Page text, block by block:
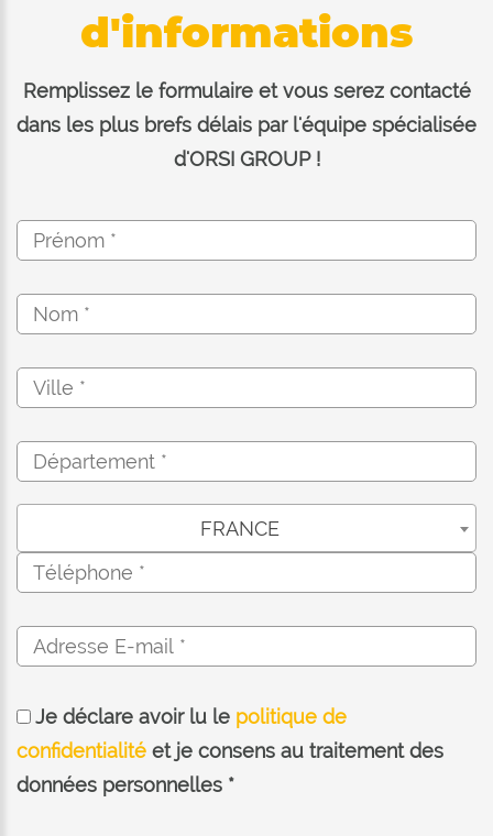
retour du hacheteur dans un temps
minimum en garantissant une vitesse
d'informations
Remplissez le formulaire et vous serez contacté
dans les plus brefs délais par l'équipe spécialisée
d'ORSI GROUP !
FRANCE
Je déclare avoir lu le politique de
confidentialité et je consens au traitement des
données personnelles *